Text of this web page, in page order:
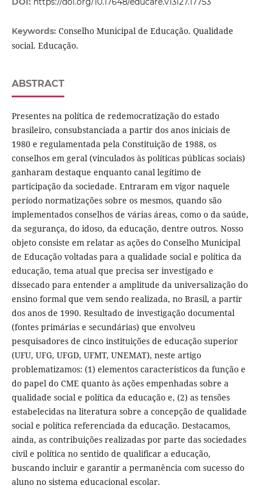
Keywords: Conselho Municipal de Educação. Qualidade
social. Educação.
ABSTRACT
Presentes na política de redemocratização do estado
brasileiro, consubstanciada a partir dos anos iniciais de
1980 e regulamentada pela Constituição de 1988, os
conselhos em geral (vinculados às políticas públicas sociais)
ganharam destaque enquanto canal legítimo de
participação da sociedade. Entraram em vigor naquele
período normatizações sobre os mesmos, quando são
implementados conselhos de várias áreas, como o da saúde,
da segurança, do idoso, da educação, dentre outros. Nosso
objeto consiste em relatar as ações do Conselho Municipal
de Educação voltadas para a qualidade social e política da
educação, tema atual que precisa ser investigado e
dissecado para entender a amplitude da universalização do
ensino formal que vem sendo realizada, no Brasil, a partir
dos anos de 1990. Resultado de investigação documental
(fontes primárias e secundárias) que envolveu
pesquisadores de cinco instituições de educação superior
(UFU, UFG, UFGD, UFMT, UNEMAT), neste artigo
problematizamos: (1) elementos característicos da função e
do papel do CME quanto às ações empenhadas sobre a
qualidade social e política da educação e, (2) as tensões
estabelecidas na literatura sobre a concepção de qualidade
social e política referenciada da educação. Destacamos,
ainda, as contribuições realizadas por parte das sociedades
civil e política no sentido de qualificar a educação,
buscando incluir e garantir a permanência com sucesso do
aluno no sistema educacional escolar.